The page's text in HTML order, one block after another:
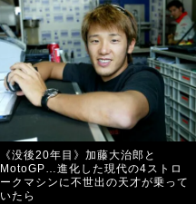
《没後20年目》加藤大治郎と
MotoGP…進化した現代の4ストロ
ークマシンに不世出の天才が乗って
いたら